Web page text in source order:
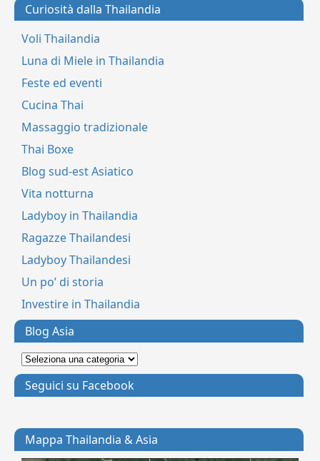
Curiosità dalla Thailandia
Voli Thailandia
Luna di Miele in Thailandia
Feste ed eventi
Cucina Thai
Massaggio tradizionale
Thai Boxe
Blog sud-est Asiatico
Vita notturna
Ladyboy in Thailandia
Ragazze Thailandesi
Ladyboy Thailandesi
Un po’ di storia
Investire in Thailandia
Blog Asia
Seguici su Facebook
Mappa Thailandia & Asia